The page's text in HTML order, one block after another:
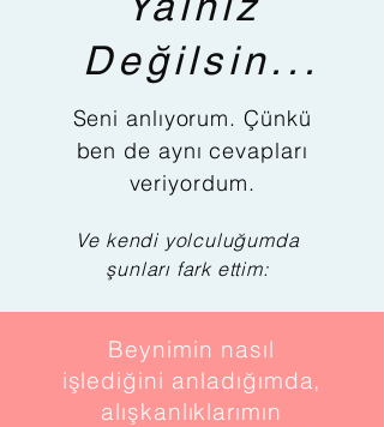
Değilsin...
Seni anlıyorum. Çünkü
ben de aynı cevapları
veriyordum.
Ve kendi yolculuğumda
şunları fark ettim:
Beynimin nasıl
işlediğini anladığımda,
alışkanlıklarımın